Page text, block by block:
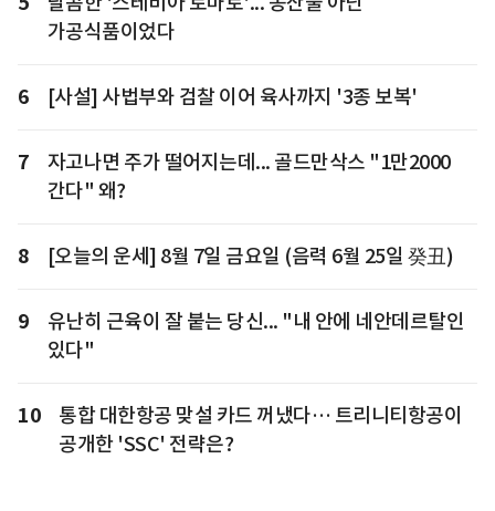
가공식품이었다
6 [사설] 사법부와 검찰 이어 육사까지 '3종 보복'
7
자고나면 주가 떨어지는데... 골드만삭스 "1만2000
간다" 왜?
8 [오늘의 운세] 8월 7일 금요일 (음력 6월 25일 癸丑)
9
유난히 근육이 잘 붙는 당신... "내 안에 네안데르탈인
있다"
10
통합 대한항공 맞설 카드 꺼냈다… 트리니티항공이
공개한 'SSC' 전략은?